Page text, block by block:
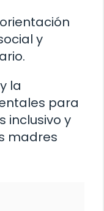
y
la
para
inclusivo y
madres